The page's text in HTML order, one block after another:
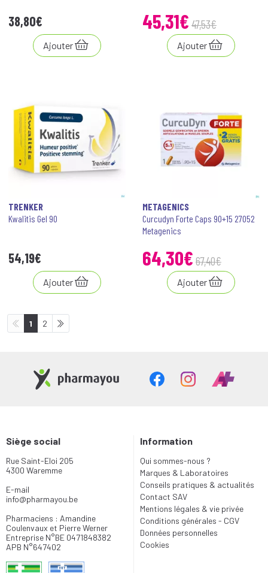
38,80€
Ajouter
45,31€ 47,53€
Ajouter
TRENKER
Kwalitis Gel 90
54,19€
Ajouter
METAGENICS
Curcudyn Forte Caps 90+15 27052
Metagenics
64,30€ 67,40€
Ajouter
1 2
Siège social
Rue Saint-Eloi 205
4300 Waremme
E-mail
info@pharmayou.be
Pharmaciens : Amandine
Coulenvaux et Pierre Werner
Entreprise N°BE 0471848382
APB N°647402
Information
Qui sommes-nous ?
Marques & Laboratoires
Conseils pratiques & actualités
Contact SAV
Mentions légales & vie privée
Conditions générales - CGV
Données personnelles
Cookies